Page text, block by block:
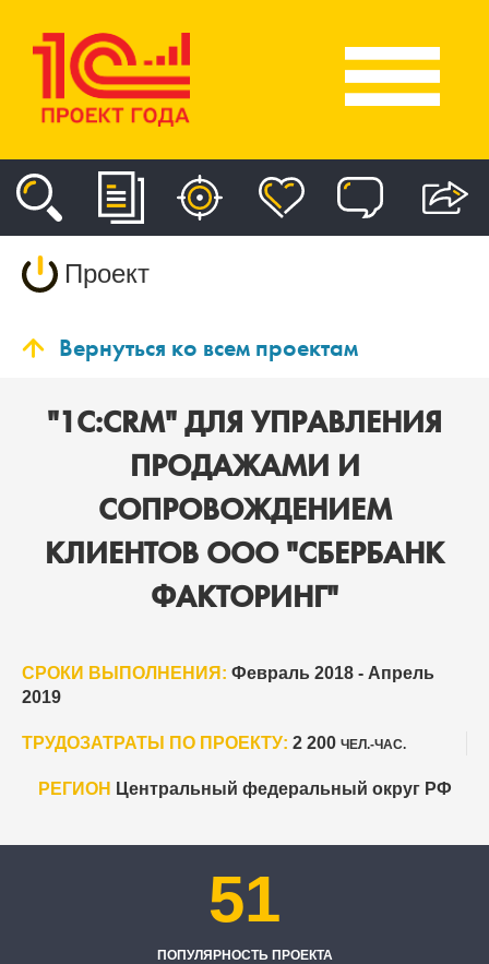
Проект
Вернуться ко всем проектам
"1С:CRM" ДЛЯ УПРАВЛЕНИЯ
ПРОДАЖАМИ И
СОПРОВОЖДЕНИЕМ
КЛИЕНТОВ ООО "СБЕРБАНК
ФАКТОРИНГ"
СРОКИ ВЫПОЛНЕНИЯ: Февраль 2018 - Апрель
2019
ТРУДОЗАТРАТЫ ПО ПРОЕКТУ: 2 200 ЧЕЛ.-ЧАС.
РЕГИОН Центральный федеральный округ РФ
51
ПОПУЛЯРНОСТЬ ПРОЕКТА